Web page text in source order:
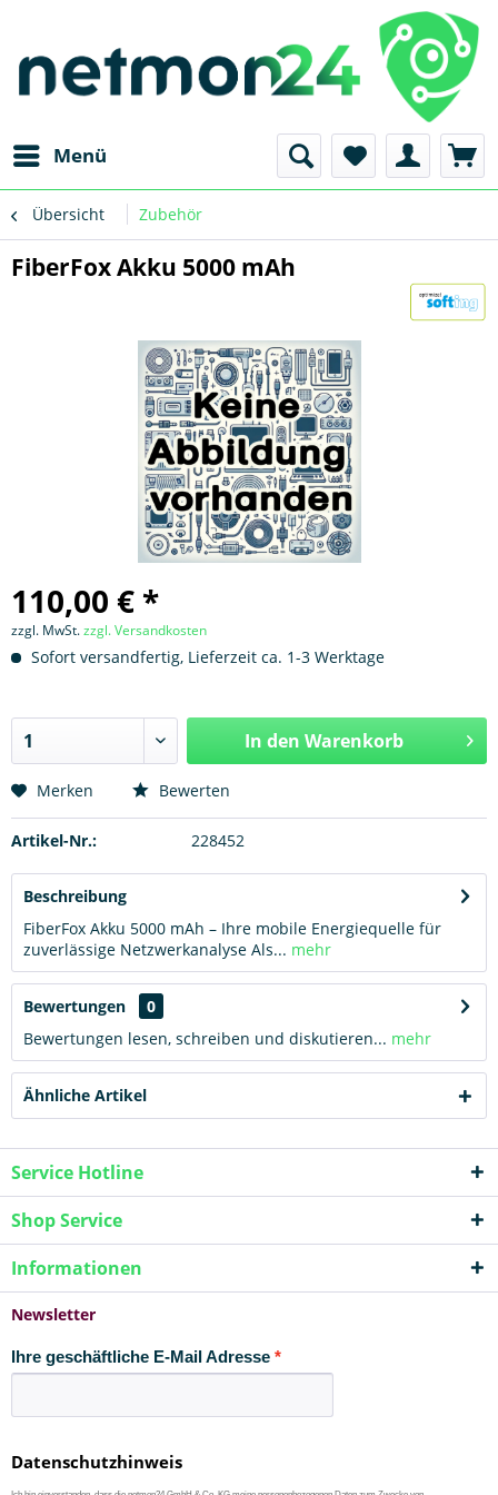
Menü
Übersicht Zubehör
FiberFox Akku 5000 mAh
110,00 € *
zzgl. MwSt.zzgl. Versandkosten
Sofort versandfertig, Lieferzeit ca. 1-3 Werktage
In den Warenkorb
Merken Bewerten
Artikel-Nr.: 228452
Beschreibung
FiberFox Akku 5000 mAh – Ihre mobile Energiequelle für
zuverlässige Netzwerkanalyse Als... mehr
Bewertungen
0
Bewertungen lesen, schreiben und diskutieren... mehr
Ähnliche Artikel
Service Hotline
Shop Service
Informationen
Newsletter
Ihre geschäftliche E-Mail Adresse
Datenschutzhinweis